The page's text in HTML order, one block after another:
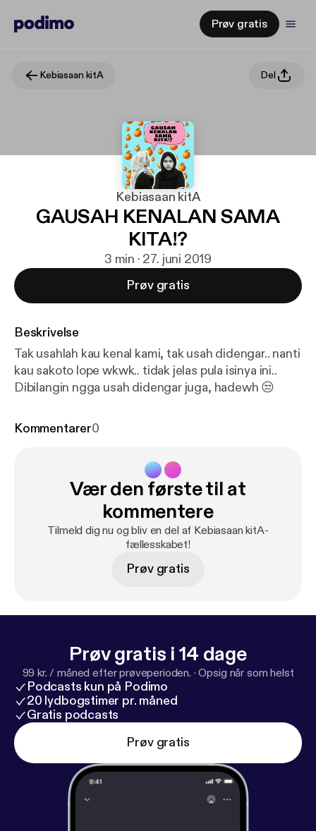
Prøv gratis
Kebiasaan kitA Del
Kebiasaan kitA
GAUSAH KENALAN SAMA
KITA!?
3 min · 27. juni 2019
Prøv gratis
Beskrivelse
Tak usahlah kau kenal kami, tak usah didengar.. nanti
kau sakoto lope wkwk.. tidak jelas pula isinya ini..
Dibilangin ngga usah didengar juga, hadewh 😒
Kommentarer0
Vær den første til at
kommentere
Tilmeld dig nu og bliv en del af Kebiasaan kitA-
fællesskabet!
Prøv gratis
Prøv gratis i 14 dage
99 kr. / måned efter prøveperioden. ·Opsig når som helst
Podcasts kun på Podimo
20 lydbogstimer pr. måned
Gratis podcasts
Prøv gratis